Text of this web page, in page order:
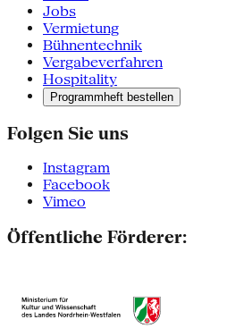
Jobs
Vermietung
Bühnentechnik
Vergabeverfahren
Hospitality
Programmheft bestellen
Folgen Sie uns
Instagram
Facebook
Vimeo
Öffentliche Förderer: